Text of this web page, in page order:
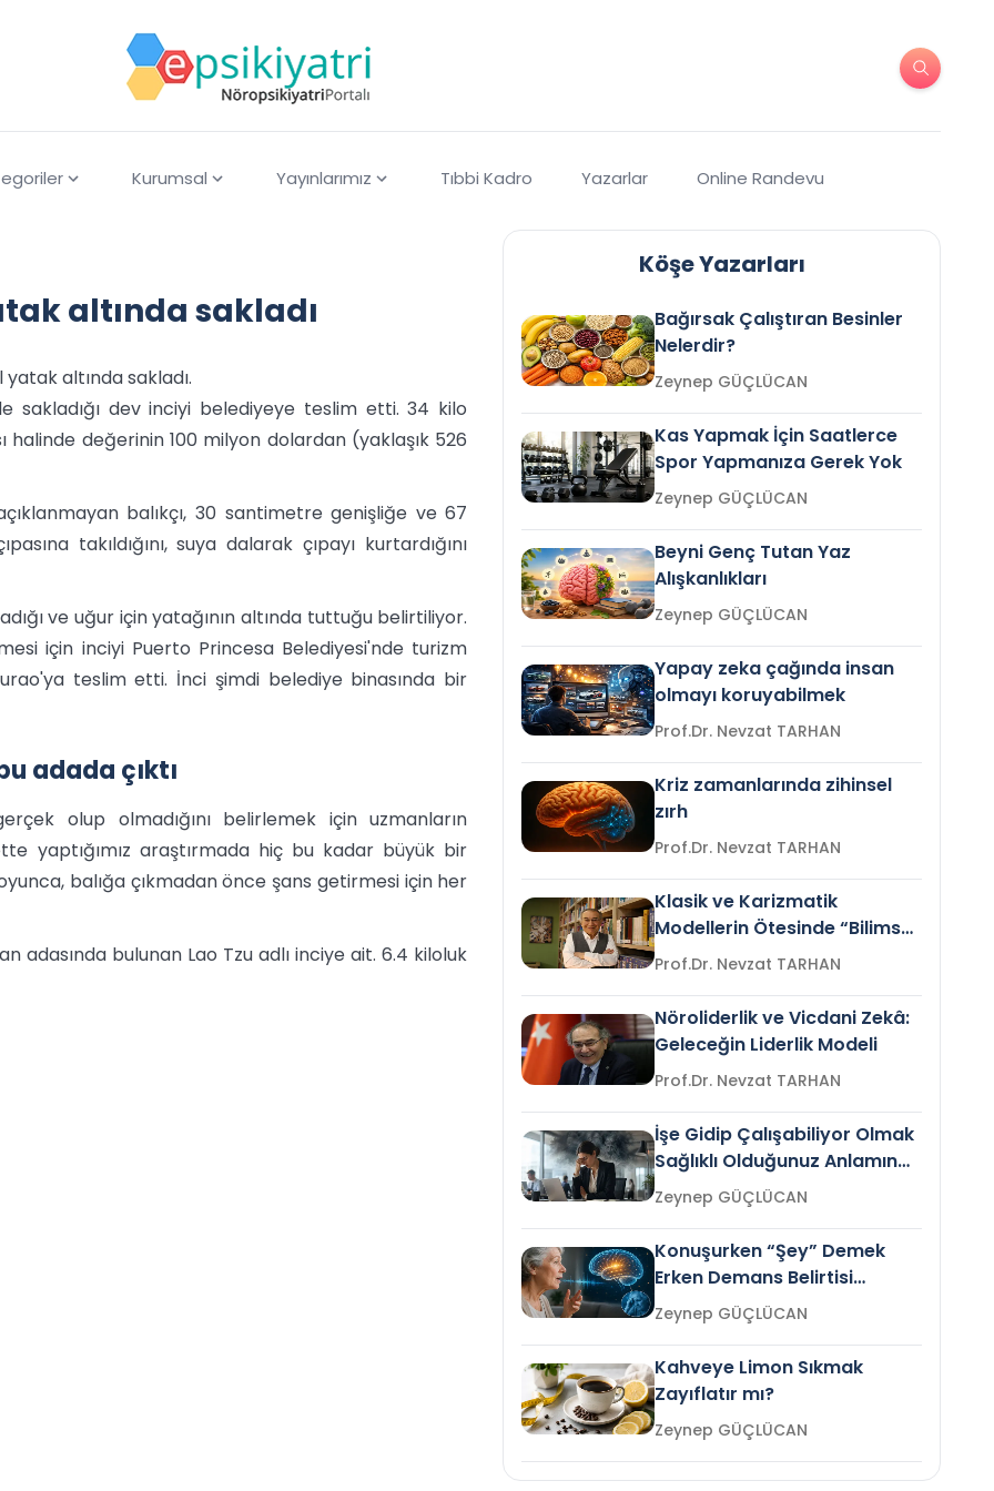
Kurumsal Yayınlarımız Tıbbi Kadro Yazarlar Online Randevu
altında sakladı
yatak altında sakladı.
sakladığı dev inciyi belediyeye teslim etti. 34 kilo
halinde değerinin 100 milyon dolardan (yaklaşık 526
balıkçı, 30 santimetre genişliğe ve 67
takıldığını, suya dalarak çıpayı kurtardığını
ve uğur için yatağının altında tuttuğu belirtiliyor.
için inciyi Puerto Princesa Belediyesi'nde turizm
teslim etti. İnci şimdi belediye binasında bir
adada çıktı
olup olmadığını belirlemek için uzmanların
yaptığımız araştırmada hiç bu kadar büyük bir
balığa çıkmadan önce şans getirmesi için her
adasında bulunan Lao Tzu adlı inciye ait. 6.4 kiloluk
Köşe Yazarları
Bağırsak Çalıştıran Besinler
Nelerdir?
Zeynep GÜÇLÜCAN
Kas Yapmak İçin Saatlerce
Spor Yapmanıza Gerek Yok
Zeynep GÜÇLÜCAN
Beyni Genç Tutan Yaz
Alışkanlıkları
Zeynep GÜÇLÜCAN
Yapay zeka çağında insan
olmayı koruyabilmek
Prof.Dr. Nevzat TARHAN
Kriz zamanlarında zihinsel
zırh
Prof.Dr. Nevzat TARHAN
Klasik ve Karizmatik
Modellerin Ötesinde “Bilimsel
Liderlik”
Prof.Dr. Nevzat TARHAN
Nöroliderlik ve Vicdani Zekâ:
Geleceğin Liderlik Modeli
Prof.Dr. Nevzat TARHAN
İşe Gidip Çalışabiliyor Olmak
Sağlıklı Olduğunuz Anlamına
Gelir mi?Zeynep GÜÇLÜCAN
Konuşurken “Şey” Demek
Erken Demans Belirtisi
Olabilir mi?Zeynep GÜÇLÜCAN
Kahveye Limon Sıkmak
Zayıflatır mı?
Zeynep GÜÇLÜCAN